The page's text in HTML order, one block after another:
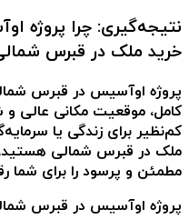
نتیجه‌گیری: چرا پروژه
خرید ملک در قبرس
پروژه اوآسیس در قبرس
کامل، موقعیت مکانی عالی
کم‌نظیر برای زندگی یا
ملک در قبرس شمالی
مطمئن و پرسود را برای شما
پروژه اوآسیس در قبرس